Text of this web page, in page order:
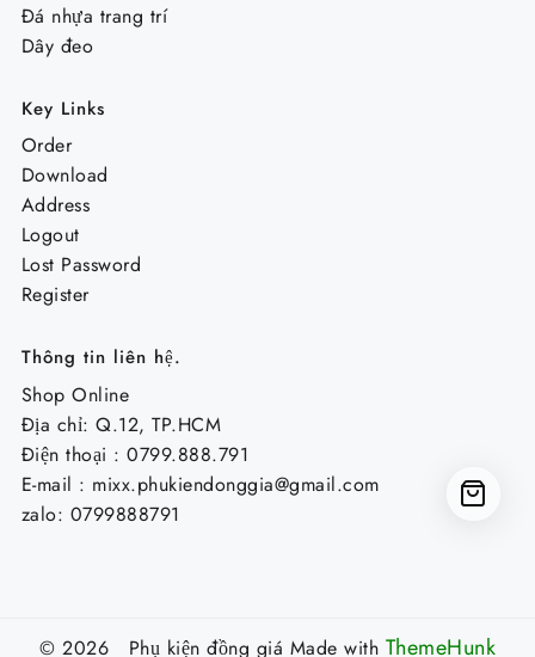
Đá nhựa trang trí
Dây đeo
Key Links
Order
Download
Address
Logout
Lost Password
Register
Thông tin liên hệ.
Shop Online
Địa chỉ: Q.12, TP.HCM
Điện thoại : 0799.888.791
E-mail : mixx.phukiendonggia@gmail.com
zalo: 0799888791
© 2026 Phụ kiện đồng giá Made with ThemeHunk